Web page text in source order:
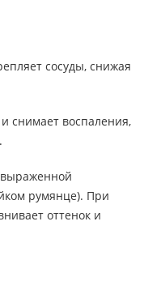
сосуды, снижая
снимает воспаления,
выраженной
румянце). При
оттенок и